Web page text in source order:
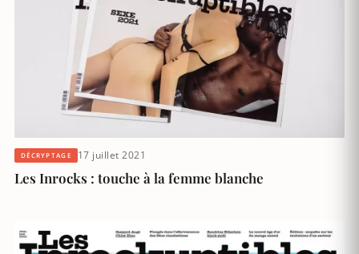
DÉCRYPTAGE 17 juillet 2021
Les Inrocks : touche à la femme blanche